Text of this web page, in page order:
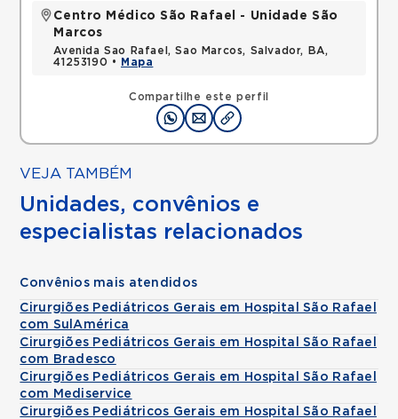
Compartilhe este perfil
Centro Médico São Rafael - Unidade São
Marcos
Avenida Sao Rafael, Sao Marcos, Salvador, BA,
41253190 •
Mapa
VEJA TAMBÉM
Unidades, convênios e
especialistas relacionados
Convênios mais atendidos
Cirurgiões Pediátricos Gerais em Hospital São Rafael
com SulAmérica
Cirurgiões Pediátricos Gerais em Hospital São Rafael
com Bradesco
Cirurgiões Pediátricos Gerais em Hospital São Rafael
com Mediservice
Cirurgiões Pediátricos Gerais em Hospital São Rafael